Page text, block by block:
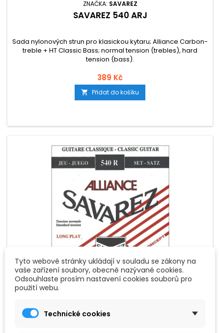
ZNAČKA: SAVAREZ
SAVAREZ 540 ARJ
Sada nylonových strun pro klasickou kytaru; Alliance Carbon-
treble + HT Classic Bass; normal tension (trebles), hard
tension (bass).
389 Kč
 Přidat do košíku
ZNAČKA:SAVAREZ
Sada nylonových strun pro klasickou kytaru; Alliance Carbon-
Tyto webové stránky ukládají v souladu se zákony na
vaše zařízení soubory, obecně nazývané cookies.
Odsouhlaste prosím nastavení cookies souborů pro
použití webu.
Technické cookies